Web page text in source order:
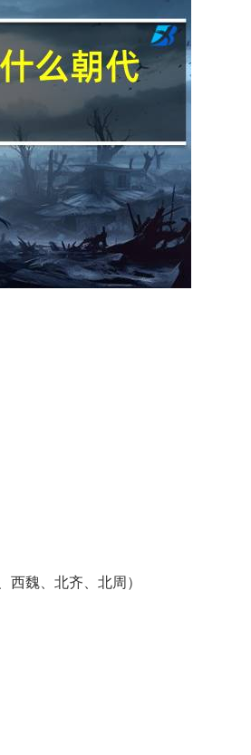
魏、北齐、北周）